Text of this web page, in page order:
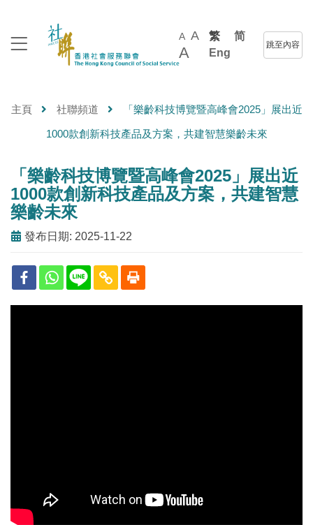
A A
A
繁
简
Eng
跳至內容
主頁 社聯頻道 「樂齡科技博覽暨高峰會2025」展出近
1000款創新科技產品及方案，共建智慧樂齡未來
「樂齡科技博覽暨高峰會2025」展出近
1000款創新科技產品及方案，共建智慧
樂齡未來
發布日期: 2025-11-22